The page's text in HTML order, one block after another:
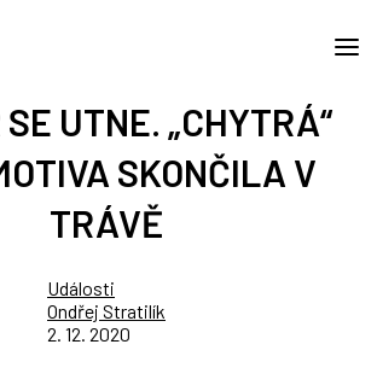
UTNE. „CHYTRÁ“
SKONČILA V
TRÁVĚ
Události
Ondřej Stratilík
2. 12. 2020